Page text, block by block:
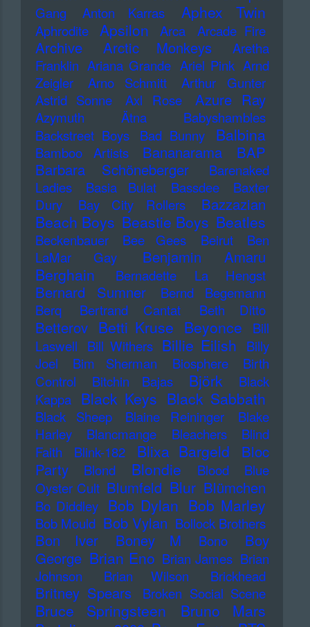
Gang
Anton Karras Aphex Twin
Aphrodite Apsilon Arca Arcade Fire
Archive Arctic Monkeys
Aretha
Franklin Ariana Grande Ariel Pink Arnd
Zeigler
Arno Schmitt
Arthur Gunter
Astrid Sonne
Axl Rose Azure Ray
Azymuth Ätna
Babyshambles
Backstreet Boys
Bad Bunny Balbina
Bamboo Artists Bananarama
BAP
Barbara Schöneberger
Barenaked
Ladies
Basia Bulat Bassdee
Baxter
Dury
Bay City Rollers Bazzazian
Beach Boys Beastie Boys Beatles
Beckenbauer Bee Gees Beirut
Ben
LaMar Gay
Benjamin Amaru
Berghain Bernadette La Hengst
Bernard Sumner
Bernd Begemann
Berq
Bertrand Cantat Beth Ditto
Betterov Betti Kruse Beyonce
Bill
Laswell
Bill Withers Billie Eilish
Billy
Joel
Bim Sherman Biosphere
Birth
Control
Bitchin Bajas Björk
Black
Kappa Black Keys Black Sabbath
Black Sheep Blaine Reininger
Blake
Harley
Blancmange Bleachers
Blind
Faith
Blink-182 Blixa Bargeld
Bloc
Party
Blond Blondie Blood
Blue
Oyster Cult Blumfeld Blur Blümchen
Bo Diddley Bob Dylan Bob Marley
Bob Mould Bob Vylan Bollock Brothers
Bon Iver Boney M Bono
Boy
George Brian Eno Brian James Brian
Johnson
Brian Wilson Brickhead
Britney Spears Broken Social Scene
Bruce Springsteen Bruno Mars